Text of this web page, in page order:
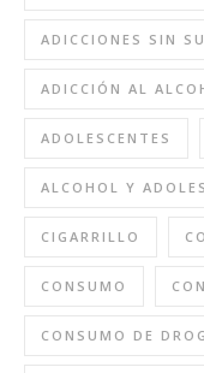
ADICCIONES SIN
ADICCIÓN AL
ADOLESCENTES
ALCOHOL Y
CIGARRILLO
CONSUMO
CONSUMO DE